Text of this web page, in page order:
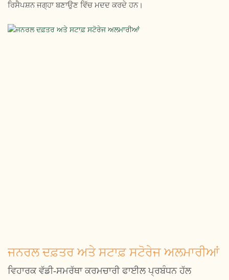
ਰਿਸੈਪਸ਼ਨ ਜਗ੍ਹਾ ਬਣਾਉਣ ਵਿੱਚ ਮਦਦ ਕਰਦੇ ਹਨ।
ਜਨਰਲ ਦਫ਼ਤਰ ਅਤੇ ਸਟਾਫ਼ ਸਟੋਰੇਜ ਅਲਮਾਰੀਆਂ
ਵਿਹਾਰਕ ਵੱਡੀ-ਸਮਰੱਥਾ ਕਰਮਚਾਰੀ ਫਾਈਲ ਪ੍ਰਬੰਧਨ ਹੱਲ